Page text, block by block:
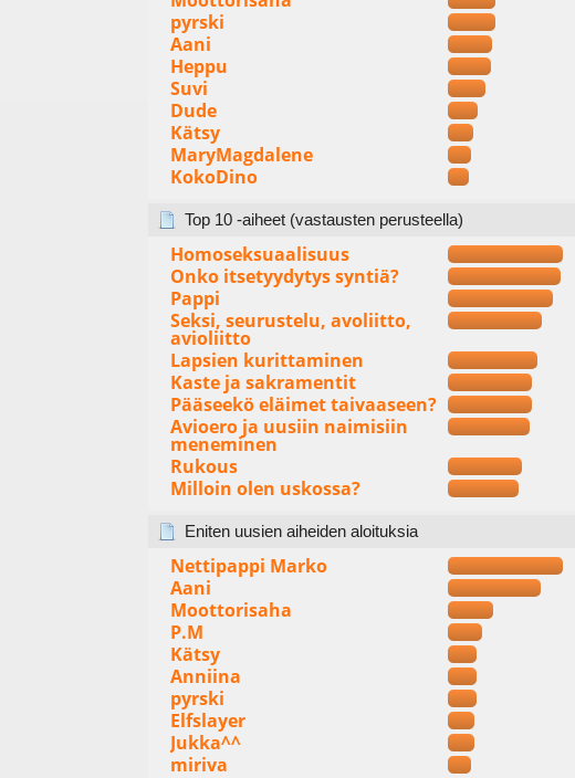
pyrski
Aani
Heppu
Suvi
Dude
Kätsy
MaryMagdalene
KokoDino
Top 10 -aiheet (vastausten perusteella)
Homoseksuaalisuus
Onko itsetyydytys syntiä?
Pappi
Seksi, seurustelu, avoliitto,
avioliitto
Lapsien kurittaminen
Kaste ja sakramentit
Pääseekö eläimet taivaaseen?
Avioero ja uusiin naimisiin
meneminen
Rukous
Milloin olen uskossa?
Eniten uusien aiheiden aloituksia
Nettipappi Marko
Aani
Moottorisaha
P.M
Kätsy
Anniina
pyrski
Elfslayer
Jukka^^
miriva